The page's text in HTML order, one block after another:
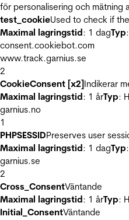
för personalisering och mätning
test_cookieUsed to check if
Maximal lagringstid: 1 dagTyp
consent.cookiebot.com
www.track.garnius.se
2
CookieConsent [x2]Indikerar
Maximal lagringstid: 1 årTyp:
garnius.no
1
PHPSESSIDPreserves user
Maximal lagringstid: 1 dagTyp
garnius.se
2
Cross_ConsentVäntande
Maximal lagringstid: 1 årTyp:
Initial_ConsentVäntande